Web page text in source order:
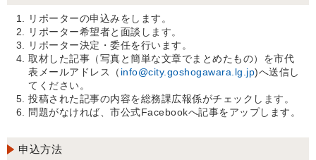
リポーターの申込みをします。
リポーター希望者と面談します。
リポーター決定・委任を行います。
取材した記事（写真と簡単な文章でまとめたもの）を市代
表メールアドレス（ info@city.goshogawara.lg.jp)へ送信し
てください。
投稿された記事の内容を総務課広報係がチェックします。
問題がなければ、市公式Facebookへ記事をアップします。
申込方法